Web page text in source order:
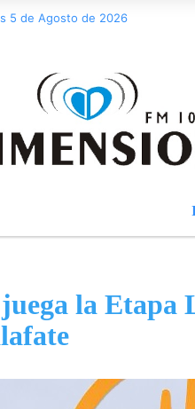
5 de Agosto de 2026
juega la Etapa